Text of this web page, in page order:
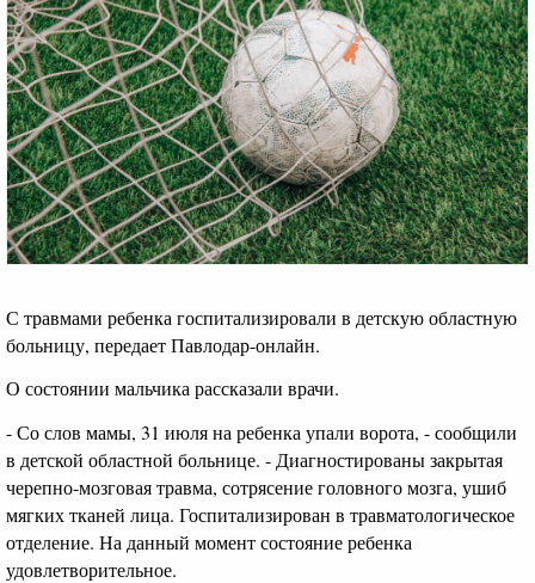
С травмами ребенка госпитализировали в детскую областную
больницу, передает Павлодар-онлайн.
О состоянии мальчика рассказали врачи.
- Со слов мамы, 31 июля на ребенка упали ворота, - сообщили
в детской областной больнице. - Диагностированы закрытая
черепно-мозговая травма, сотрясение головного мозга, ушиб
мягких тканей лица. Госпитализирован в травматологическое
отделение. На данный момент состояние ребенка
удовлетворительное.